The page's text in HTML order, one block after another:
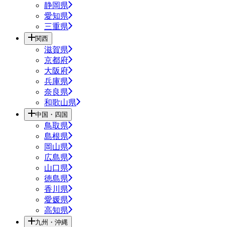
静岡県
愛知県
三重県
関西
滋賀県
京都府
大阪府
兵庫県
奈良県
和歌山県
中国・四国
鳥取県
島根県
岡山県
広島県
山口県
徳島県
香川県
愛媛県
高知県
九州・沖縄